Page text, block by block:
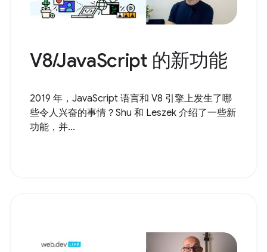
V8/JavaScript 的新功能
2019 年，JavaScript 语言和 V8 引擎上发生了哪
些令人兴奋的事情？Shu 和 Leszek 介绍了一些新
功能，并...